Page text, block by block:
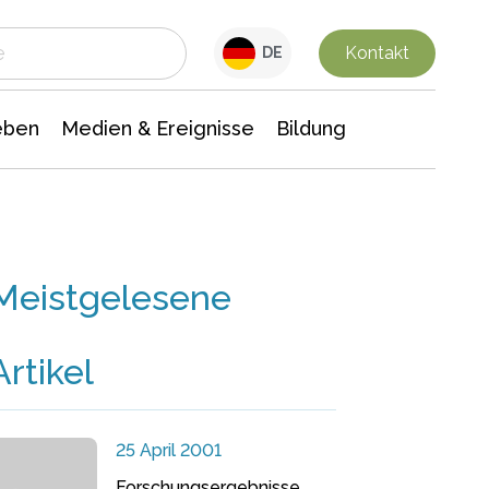
DE Kontakt
Medien & Ereignisse Bildung
25 April 2001